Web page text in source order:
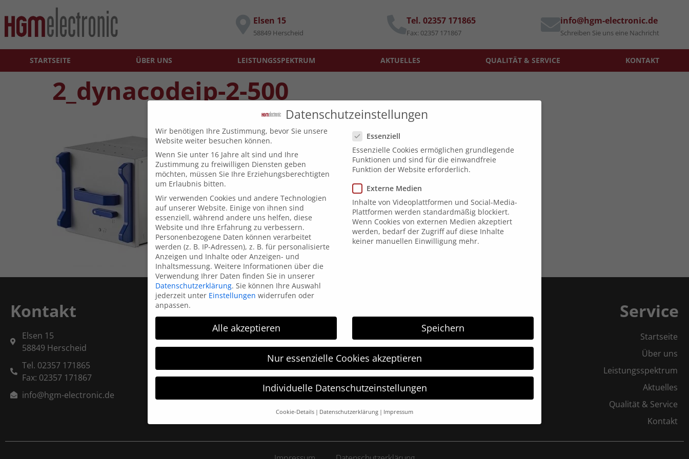
Elsen 15
58849 Herscheid
Tel. 02357 171865
Fax: 02357 171867
info@hgm-electronic.de
Schreiben Sie uns eine Nachricht
STARTSEITE ÜBER UNS LEISTUNGSSPEKTRUM AKTUELLES QUALITÄT & SERVICE KONTAKT
2_dynacodeip-2-500
Kontakt
Elsen 15
58849 Herscheid
Tel. 02357 171865
Fax: 02357 171867
info@hgm-electronic.de
HGM Electronic
HGM electronic wurde 1996 gegründet und arbeitet im
Bereich der Kennzeichnungstechnik. HGM electronic ist
Ihr kompetenter Partner in allen Bereichen der
Kennzeichnungstechnik: vom Etikettendrucker,
Etikettierer bis hin zur Thermotransfer-Direkt-Druck-
Systemen.
Service
Startseite
Über uns
Leistungsspektrum
Aktuelles
Qualität & Service
Kontakt
Datenschutzeinstellungen
Wir benötigen Ihre Zustimmung, bevor Sie unsere
Website weiter besuchen können.
Wenn Sie unter 16 Jahre alt sind und Ihre
Zustimmung zu freiwilligen Diensten geben
möchten, müssen Sie Ihre Erziehungsberechtigten
um Erlaubnis bitten.
Wir verwenden Cookies und andere Technologien
auf unserer Website. Einige von ihnen sind
essenziell, während andere uns helfen, diese
Website und Ihre Erfahrung zu verbessern.
Personenbezogene Daten können verarbeitet
werden (z. B. IP-Adressen), z. B. für personalisierte
Anzeigen und Inhalte oder Anzeigen- und
Inhaltsmessung. Weitere Informationen über die
Verwendung Ihrer Daten finden Sie in unserer
Datenschutzerklärung. Sie können Ihre Auswahl
jederzeit unter Einstellungen widerrufen oder
anpassen.
Datenschutzeinstellungen
Essenziell
Essenzielle Cookies ermöglichen grundlegende
Funktionen und sind für die einwandfreie
Funktion der Website erforderlich.
Externe Medien
Inhalte von Videoplattformen und Social-Media-
Plattformen werden standardmäßig blockiert.
Wenn Cookies von externen Medien akzeptiert
werden, bedarf der Zugriff auf diese Inhalte
keiner manuellen Einwilligung mehr.
Alle akzeptieren Speichern
Nur essenzielle Cookies akzeptieren
Individuelle Datenschutzeinstellungen
Cookie-Details Datenschutzerklärung Impressum
Datenschutzeinstellungen
Wenn Sie unter 16 Jahre alt sind und Ihre Zustimmung zu freiwilligen Diensten geben möchten, müssen Sie